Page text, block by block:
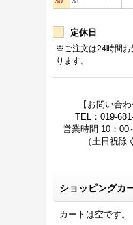
定休日
※ご注文は24時間お
ります。
【お問い合わ
TEL：019-
営業時間 10：00
（土日祝除
ショッピングカ
カートは空です。